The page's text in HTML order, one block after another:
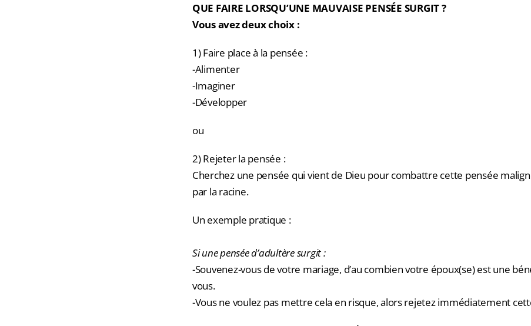
QUE FAIRE LORSQU’UNE MAUVAISE PENSÉE SURGIT ?
Vous avez deux choix :
1) Faire place à la pensée :
-Alimenter
-Imaginer
-Développer
ou
2) Rejeter la pensée :
Cherchez une pensée qui vient de Dieu pour combattre cette pensée
par la racine.
Un exemple pratique :
Si une pensée d’adultère surgit :
-Souvenez-vous de votre mariage, d’au combien votre époux(se) est une
vous.
-Vous ne voulez pas mettre cela en risque, alors rejetez immédiatement